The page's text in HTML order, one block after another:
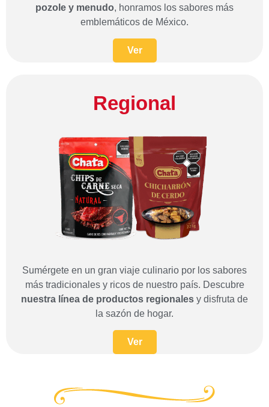
pozole y menudo, honramos los sabores más
emblemáticos de México.
Ver
Regional
Sumérgete en un gran viaje culinario por los sabores
más tradicionales y ricos de nuestro país. Descubre
nuestra línea de productos regionales y disfruta de
la sazón de hogar.
Ver